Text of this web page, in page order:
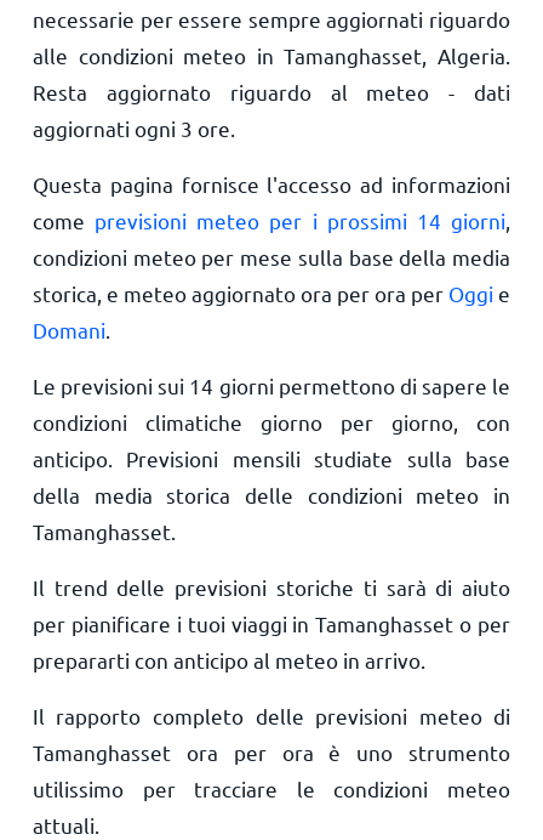
necessarie per essere sempre aggiornati riguardo
alle condizioni meteo in Tamanghasset, Algeria.
Resta aggiornato riguardo al meteo - dati
aggiornati ogni 3 ore.
Questa pagina fornisce l'accesso ad informazioni
come previsioni meteo per i prossimi 14 giorni
condizioni meteo per mese sulla base della media
storica, e meteo aggiornato ora per ora per Oggi e
Domani
Le previsioni sui 14 giorni permettono di sapere le
condizioni climatiche giorno per giorno, con
anticipo. Previsioni mensili studiate sulla base
della media storica delle condizioni meteo in
Tamanghasset.
Il trend delle previsioni storiche ti sarà di aiuto
per pianificare i tuoi viaggi in Tamanghasset o per
prepararti con anticipo al meteo in arrivo.
Il rapporto completo delle previsioni meteo di
Tamanghasset ora per ora è uno strumento
utilissimo per tracciare le condizioni meteo
attuali.